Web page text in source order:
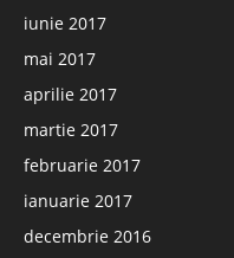
iunie 2017
mai 2017
aprilie 2017
martie 2017
februarie 2017
ianuarie 2017
decembrie 2016